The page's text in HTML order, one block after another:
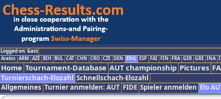
Logged on: Gast
Arabic ARM AZE BIH BUL CAT CHN CRO CZE DEN ENG ESP FAI FIN FRA GER GRE INA
Home Tournament-Database AUT championship Pictures
Turnierschach-Elozahl Schnellschach-Elozahl
Allgemeines Turnier anmelden: AUT FIDE Spieler anmelden Elo